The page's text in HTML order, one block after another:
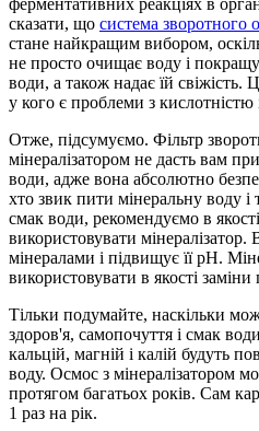
ферментативних реакціях в
сказати, що система зворотного
стане найкращим вибором,
не просто очищає воду і
води, а також надає їй
у кого є проблеми з кислотністю
Отже, підсумуємо. Фільтр
мінералізатором не дасть вам
води, адже вона абсолютно
хто звик пити мінеральну воду і
смак води, рекомендуємо в
використовувати
мінералами і підвищує її рН.
використовувати в якості заміни
Тільки подумайте, наскільки
здоров'я, самопочуття і смак
кальцій, магній і калій будуть
воду. Осмос з мінералізатором
протягом багатьох років. Сам
1 раз на рік.